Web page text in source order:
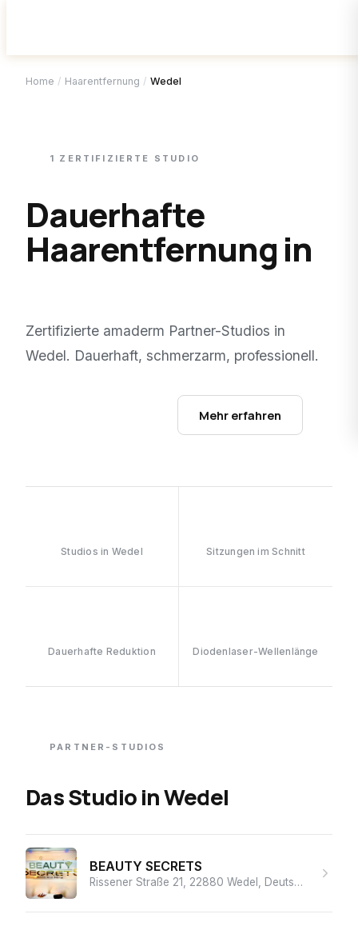
Home / Haarentfernung / Wedel
1 ZERTIFIZIERTE STUDIO
Dauerhafte
Haarentfernung in
Zertifizierte amaderm Partner-Studios in
Wedel. Dauerhaft, schmerzarm, professionell.
Mehr erfahren
Studios in Wedel Sitzungen im Schnitt
Dauerhafte Reduktion Diodenlaser-Wellenlänge
PARTNER-STUDIOS
Das StudioinWedel
BEAUTY SECRETS
Rissener Straße 21, 22880 Wedel, Deutschland